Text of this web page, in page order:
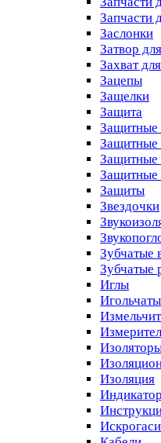
Запчасти
Заслонки
Затвор
Захват
Зацепы
Защелки
Защита
Защитные
Защитные
Защитные
Защиты
Звездочки
Зубчатые
Зубчатые
Иглы
Изоляция